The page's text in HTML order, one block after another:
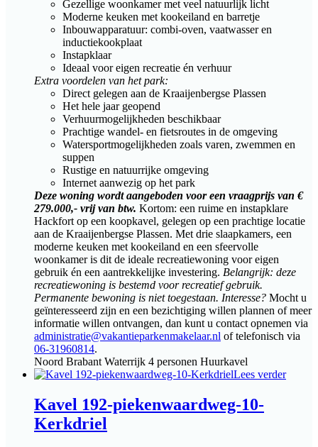
Gezellige woonkamer met veel natuurlijk licht
Moderne keuken met kookeiland en barretje
Inbouwapparatuur: combi-oven, vaatwasser en
inductiekookplaat
Instapklaar
Ideaal voor eigen recreatie én verhuur
Extra voordelen van het park:
Direct gelegen aan de Kraaijenbergse Plassen
Het hele jaar geopend
Verhuurmogelijkheden beschikbaar
Prachtige wandel- en fietsroutes in de omgeving
Watersportmogelijkheden zoals varen, zwemmen en
suppen
Rustige en natuurrijke omgeving
Internet aanwezig op het park
Deze woning wordt aangeboden voor een vraagprijs van €
279.000,- vrij van btw. Kortom: een ruime en instapklare
Hackfort op een koopkavel, gelegen op een prachtige locatie
aan de Kraaijenbergse Plassen. Met drie slaapkamers, een
moderne keuken met kookeiland en een sfeervolle
woonkamer is dit de ideale recreatiewoning voor eigen
gebruik én een aantrekkelijke investering. Belangrijk: deze
recreatiewoning is bestemd voor recreatief gebruik.
Permanente bewoning is niet toegestaan. Interesse? Mocht u
geïnteresseerd zijn en een bezichtiging willen plannen of meer
informatie willen ontvangen, dan kunt u contact opnemen via
administratie@vakantieparkenmakelaar.nl of telefonisch via
06-31960814.
Noord Brabant Waterrijk 4 personen Huurkavel
Lees verder
Kavel 192-piekenwaardweg-10-
Kerkdriel